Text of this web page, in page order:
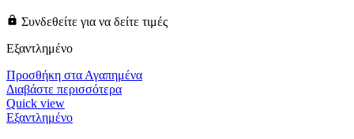
Συνδεθείτε για να δείτε τιμές
Εξαντλημένο
Προσθήκη στα Αγαπημένα
Διαβάστε περισσότερα
Quick view
Εξαντλημένο